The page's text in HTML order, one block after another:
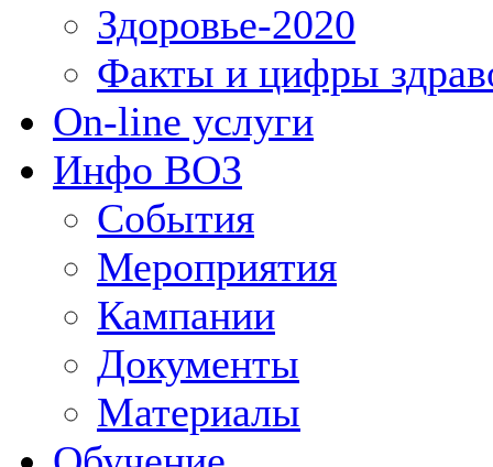
Здоровье-2020
Факты и цифры
On-line услуги
Инфо ВОЗ
События
Мероприятия
Кампании
Документы
Материалы